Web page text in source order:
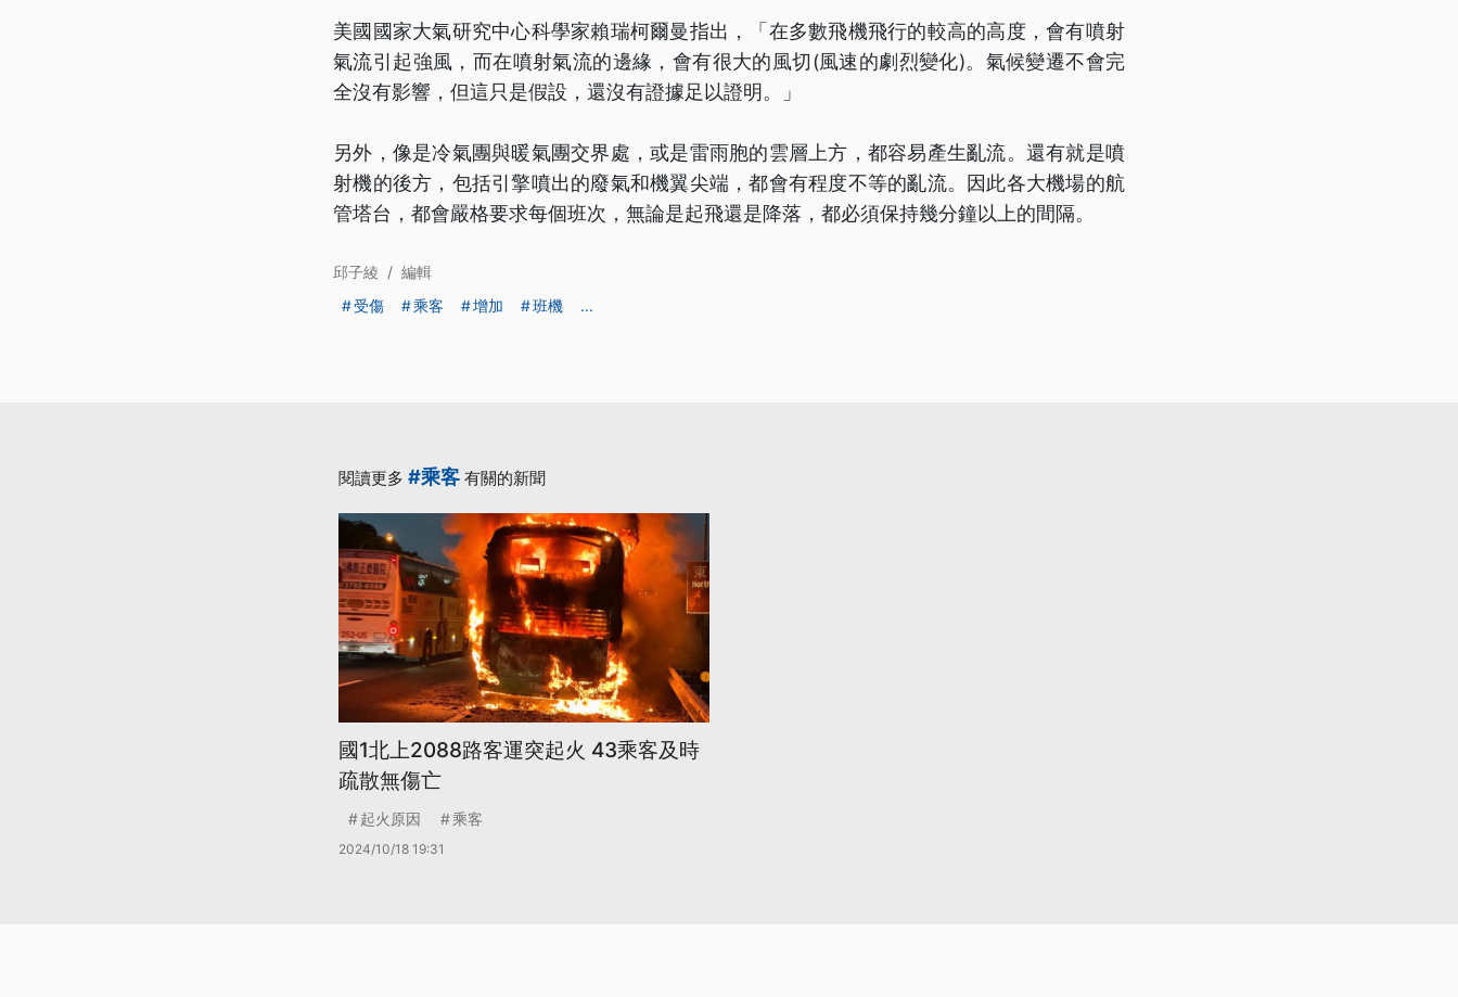
美國國家大氣研究中心科學家賴瑞柯爾曼指出，「在多數飛機飛行的較高的高度，會有噴射
氣流引起強風，而在噴射氣流的邊緣，會有很大的風切(風速的劇烈變化)。氣候變遷不會完
全沒有影響，但這只是假設，還沒有證據足以證明。」
另外，像是冷氣團與暖氣團交界處，或是雷雨胞的雲層上方，都容易產生亂流。還有就是噴
射機的後方，包括引擎噴出的廢氣和機翼尖端，都會有程度不等的亂流。因此各大機場的航
管塔台，都會嚴格要求每個班次，無論是起飛還是降落，都必須保持幾分鐘以上的間隔。
邱子綾 / 編輯
受傷
乘客 增加 班機 ...
閱讀更多 #乘客 有關的新聞
國1北上2088路客運突起火 43乘客及時
疏散無傷亡
起火原因 乘客
2024/10/18 19:31